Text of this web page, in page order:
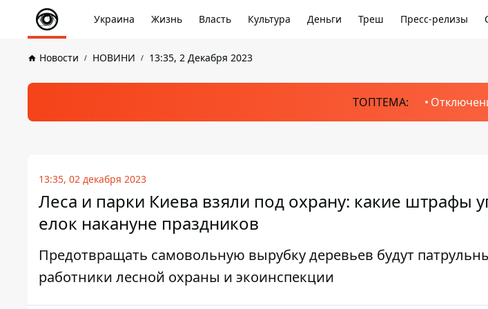
Украина Жизнь Власть Культура Деньги Треш Пресс-релизы
Новости НОВИНИ 13:35, 2 Декабря 2023
ТОПТЕМА:
13:35, 02 декабря 2023
Леса и парки Киева взяли под охрану: какие штрафы
елок накануне праздников
Предотвращать самовольную вырубку деревьев будут
работники лесной охраны и экоинспекции